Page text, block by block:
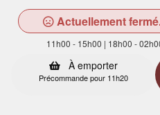
Actuellement
11h00 - 15h00 | 18h00 -
À emporter
Précommande pour 11h20